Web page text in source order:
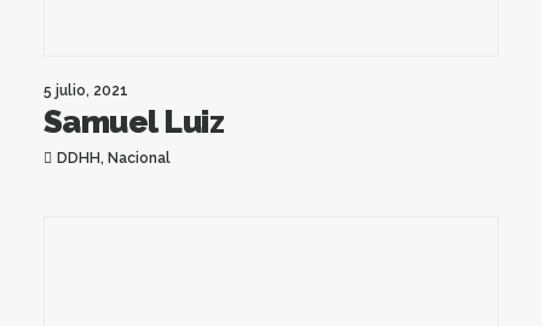
5 julio, 2021
Samuel Luiz
DDHH, Nacional